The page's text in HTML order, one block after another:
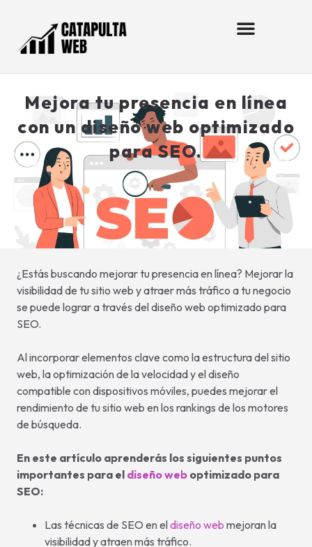
Mejora tu presencia en línea
con un diseño web optimizado
para SEO.
¿Estás buscando mejorar tu presencia en línea? Mejorar la
visibilidad de tu sitio web y atraer más tráfico a tu negocio
se puede lograr a través del diseño web optimizado para
SEO.
Al incorporar elementos clave como la estructura del sitio
web, la optimización de la velocidad y el diseño
compatible con dispositivos móviles, puedes mejorar el
rendimiento de tu sitio web en los rankings de los motores
de búsqueda.
En este artículo aprenderás los siguientes puntos
importantes para el diseño web optimizado para
SEO:
Las técnicas de SEO en eldiseño web mejoran la
visibilidad y atraen más tráfico.